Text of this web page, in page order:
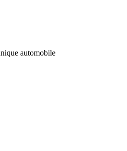
automobile